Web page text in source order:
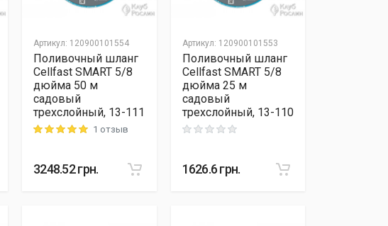
Артикул: 120900101554
Поливочный шланг
Cellfast SMART 5/8
дюйма 50 м
садовый
трехслойный, 13-111
Rating: 5 out of 51 отзыв
3248.52грн.
Артикул: 120900101553
Поливочный шланг
Cellfast SMART 5/8
дюйма 25 м
садовый
трехслойный, 13-110
Rating: 0 out of 5
1626.6грн.